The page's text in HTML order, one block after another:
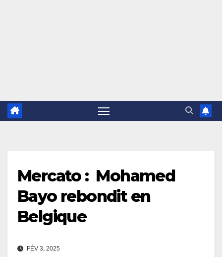
Mercato : Mohamed
Bayo rebondit en
Belgique
FÉV 3, 2025